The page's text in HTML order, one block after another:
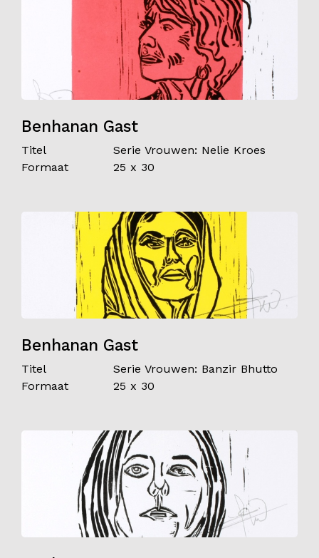
Benhanan Gast
Titel
Serie Vrouwen: Nelie Kroes
Formaat
25 x 30
Benhanan Gast
Titel
Serie Vrouwen: Banzir Bhutto
Formaat
25 x 30